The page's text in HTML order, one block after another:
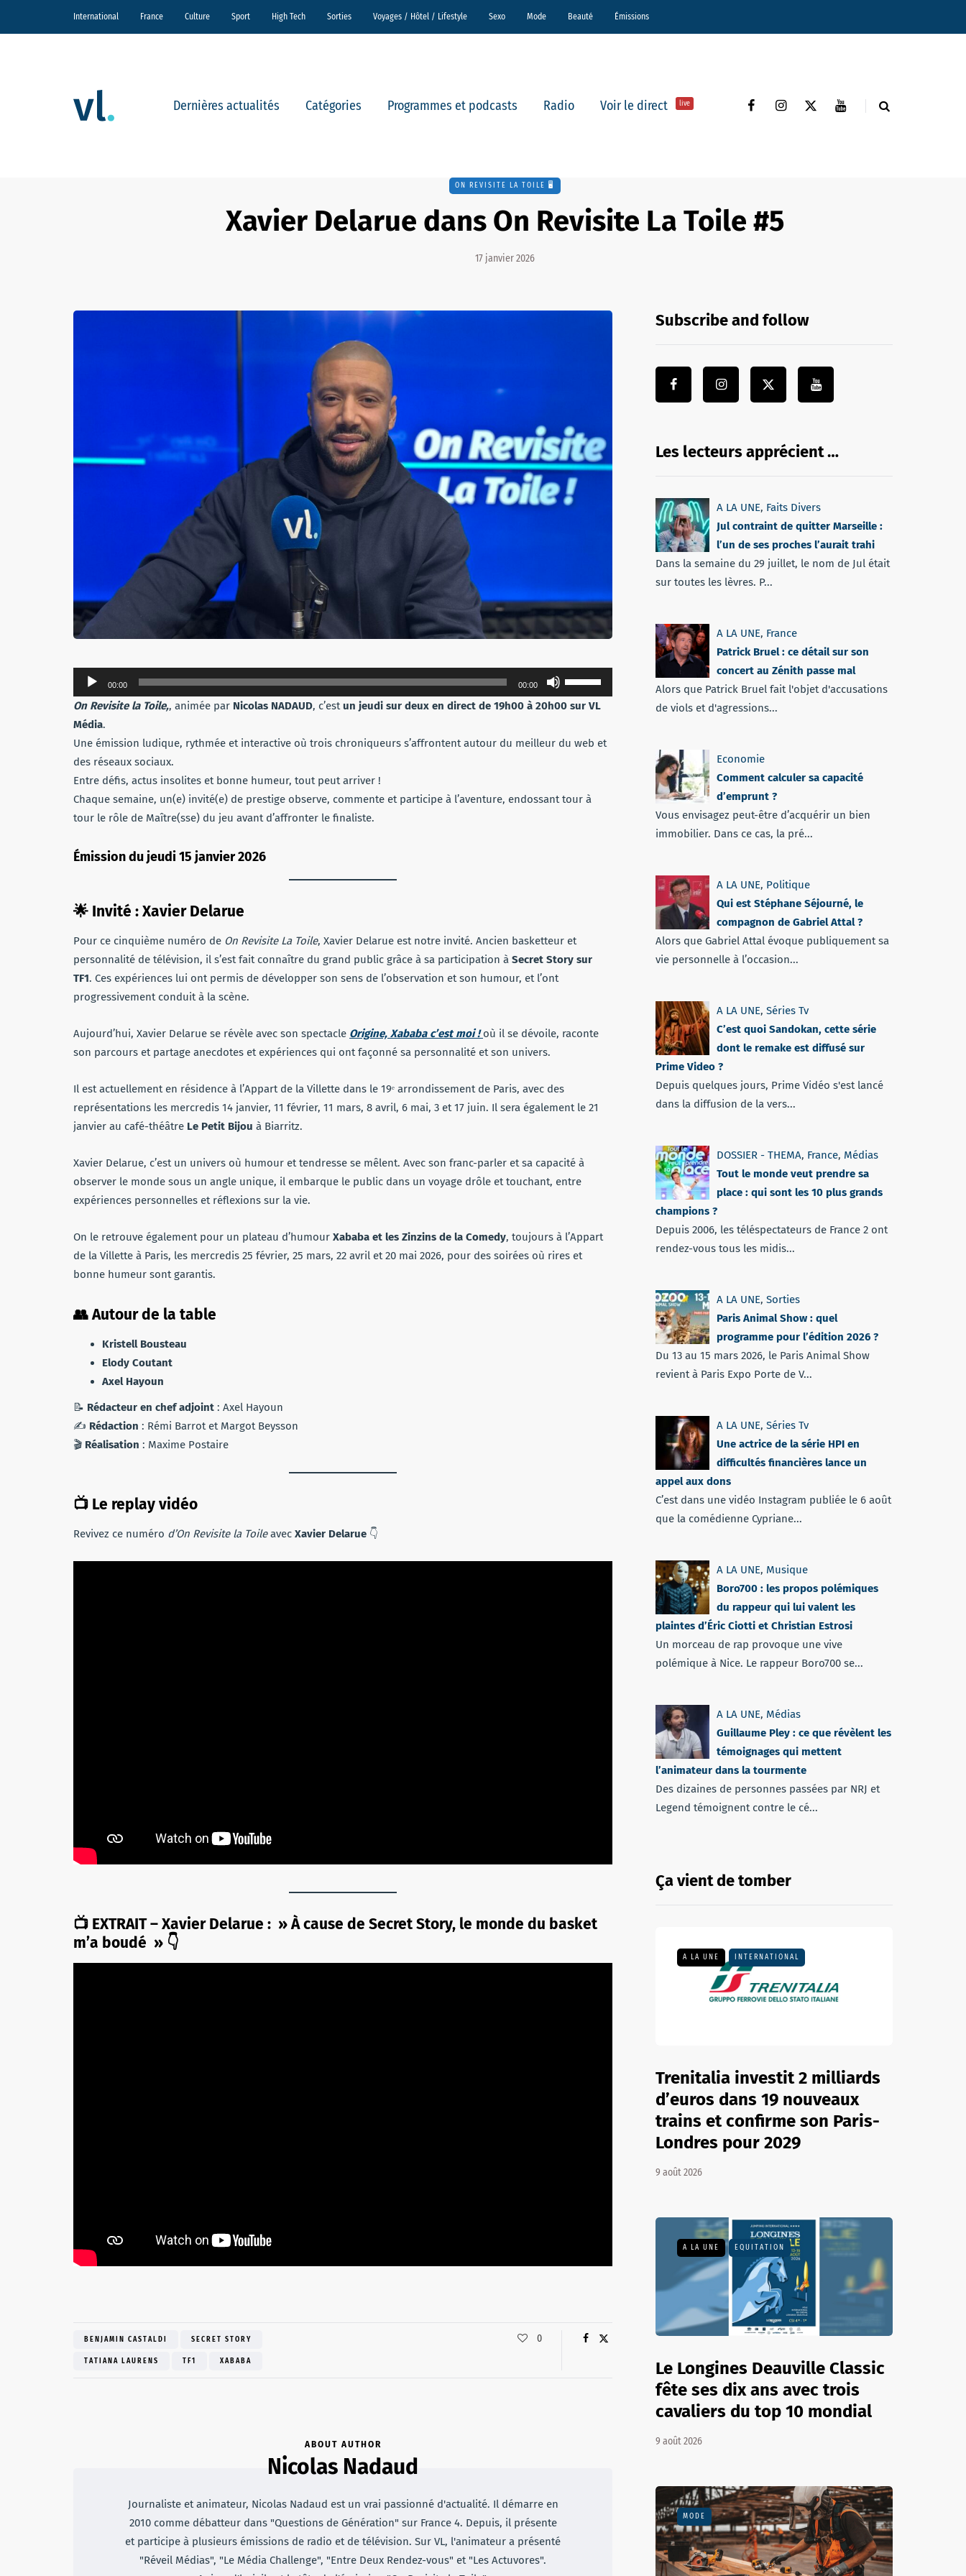
International France Culture Sport High Tech Sorties Voyages / Hôtel / Lifestyle Sexo Mode Beauté Émissions
Dernières actualités Catégories Programmes et podcasts Radio Voir le direct live
ON REVISITE LA TOILE 🖥️
Xavier Delarue dans On Revisite La Toile #5
17 janvier 2026
Lecteur
audio
00:00 00:00
les
flèches
pour
diminuer
On Revisite la Toile,, animée par Nicolas NADAUD, c’est un jeudi sur deux en direct de 19h00 à 20h00 sur VL
Média.
Une émission ludique, rythmée et interactive où trois chroniqueurs s’affrontent autour du meilleur du web et
des réseaux sociaux.
Entre défis, actus insolites et bonne humeur, tout peut arriver !
Chaque semaine, un(e) invité(e) de prestige observe, commente et participe à l’aventure, endossant tour à
tour le rôle de Maître(sse) du jeu avant d’affronter le finaliste.
Émission du jeudi 15 janvier 2026
🌟 Invité :Xavier Delarue
Pour ce cinquième numéro de On Revisite La Toile, Xavier Delarue est notre invité. Ancien basketteur et
personnalité de télévision, il s’est fait connaître du grand public grâce à sa participation à Secret Story sur
TF1. Ces expériences lui ont permis de développer son sens de l’observation et son humour, et l’ont
progressivement conduit à la scène.
Aujourd’hui, Xavier Delarue se révèle avec son spectacle Origine, Xababa c’est moi ! où il se dévoile, raconte
son parcours et partage anecdotes et expériences qui ont façonné sa personnalité et son univers.
Il est actuellement en résidence à l’Appart de la Villette dans le 19ᵉ arrondissement de Paris, avec des
représentations les mercredis 14 janvier, 11 février, 11 mars, 8 avril, 6 mai, 3 et 17 juin. Il sera également le 21
janvier au café-théâtre Le Petit Bijou à Biarritz.
Xavier Delarue, c’est un univers où humour et tendresse se mêlent. Avec son franc-parler et sa capacité à
observer le monde sous un angle unique, il embarque le public dans un voyage drôle et touchant, entre
expériences personnelles et réflexions sur la vie.
On le retrouve également pour un plateau d’humour Xababa et les Zinzins de la Comedy, toujours à l’Appart
de la Villette à Paris, les mercredis 25 février, 25 mars, 22 avril et 20 mai 2026, pour des soirées où rires et
bonne humeur sont garantis.
👥 Autour de la table
Kristell Bousteau
Elody Coutant
Axel Hayoun
📝 Rédacteur en chef adjoint : Axel Hayoun
✍️ Rédaction : Rémi Barrot et Margot Beysson
🎬 Réalisation : Maxime Postaire
📺 Le replay vidéo
Revivez ce numéro d’On Revisite la Toileavec Xavier Delarue 👇
📺 EXTRAIT – Xavier Delarue : » À cause de Secret Story, le monde du basket
m’a boudé » 👇
BENJAMIN CASTALDI SECRET STORY
TATIANA LAURENS TF1 XABABA
0
ABOUT AUTHOR
Nicolas Nadaud
Journaliste et animateur, Nicolas Nadaud est un vrai passionné d'actualité. Il démarre en
2010 comme débatteur dans "Questions de Génération" sur France 4. Depuis, il présente
et participe à plusieurs émissions de radio et de télévision. Sur VL, l'animateur a présenté
"Réveil Médias", "Le Média Challenge", "Entre Deux Rendez-vous" et "Les Actuvores".
Subscribe and follow
Les lecteurs apprécient …
A LA UNE, Faits Divers
Jul contraint de quitter Marseille :
l’un de ses proches l’aurait trahi
Dans la semaine du 29 juillet, le nom de Jul était
sur toutes les lèvres. P...
A LA UNE, France
Patrick Bruel : ce détail sur son
concert au Zénith passe mal
Alors que Patrick Bruel fait l'objet d'accusations
de viols et d'agressions...
Economie
Comment calculer sa capacité
d’emprunt ?
Vous envisagez peut-être d’acquérir un bien
immobilier. Dans ce cas, la pré...
A LA UNE, Politique
Qui est Stéphane Séjourné, le
compagnon de Gabriel Attal ?
Alors que Gabriel Attal évoque publiquement sa
vie personnelle à l’occasion...
A LA UNE, Séries Tv
C’est quoi Sandokan, cette série
dont le remake est diffusé sur
Prime Video ?
Depuis quelques jours, Prime Vidéo s'est lancé
dans la diffusion de la vers...
DOSSIER - THEMA, France, Médias
Tout le monde veut prendre sa
place : qui sont les 10 plus grands
champions ?
Depuis 2006, les téléspectateurs de France 2 ont
rendez-vous tous les midis...
A LA UNE, Sorties
Paris Animal Show : quel
programme pour l’édition 2026 ?
Du 13 au 15 mars 2026, le Paris Animal Show
revient à Paris Expo Porte de V...
A LA UNE, Séries Tv
Une actrice de la série HPI en
difficultés financières lance un
appel aux dons
C’est dans une vidéo Instagram publiée le 6 août
que la comédienne Cypriane...
A LA UNE, Musique
Boro700 : les propos polémiques
du rappeur qui lui valent les
plaintes d’Éric Ciotti et Christian Estrosi
Un morceau de rap provoque une vive
polémique à Nice. Le rappeur Boro700 se...
A LA UNE, Médias
Guillaume Pley : ce que révèlent les
témoignages qui mettent
l’animateur dans la tourmente
Des dizaines de personnes passées par NRJ et
Legend témoignent contre le cé...
Ça vient de tomber
A LA UNE INTERNATIONAL
Trenitalia investit 2 milliards
d’euros dans 19 nouveaux
trains et confirme son Paris-
Londres pour 2029
9 août 2026
A LA UNE EQUITATION
Le Longines Deauville Classic
fête ses dix ans avec trois
cavaliers du top 10 mondial
9 août 2026
MODE